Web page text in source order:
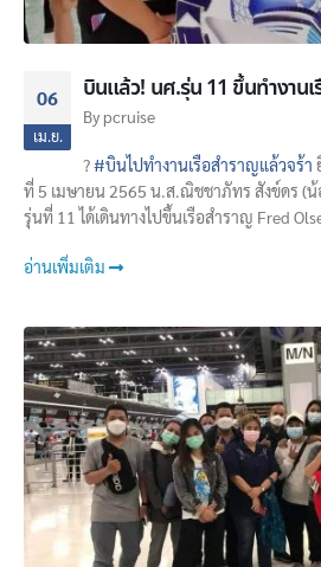
06
เม.ย.
บินแล้ว! นศ.รุ่น 11 ขึ้นทำงาน
By pcruise
?#บินไปทำงานเรือสำราญแล้วจร้า
ที่ 5 เมษายน 2565 น.ส.ณิชชา​ภัทร​ สังข์ดร​ (
รุ่นที่ 11 ได้เดินทางไปขึ้นเรือสำราญ Fred​
อ่านเพิ่มเติม